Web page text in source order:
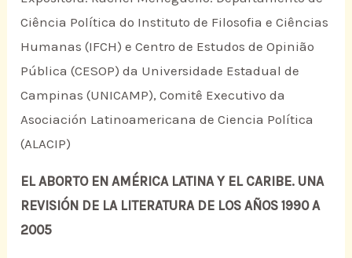
Ciência Política do Instituto de Filosofia e Ciências
Humanas (IFCH) e Centro de Estudos de Opinião
Pública (CESOP) da Universidade Estadual de
Campinas (UNICAMP), Comitê Executivo da
Asociación Latinoamericana de Ciencia Política
(ALACIP)
EL ABORTO EN AMÉRICA LATINA Y EL CARIBE. UNA
REVISIÓN DE LA LITERATURA DE LOS AÑOS 1990 A
2005